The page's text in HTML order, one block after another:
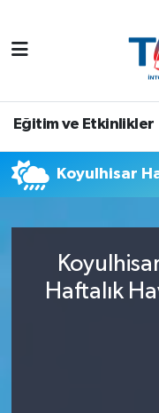
Eğitim ve Etkinlikler
Koyulhisar
Haftalık
Nöbetçi
Tüm Manşetler
Son Dakika